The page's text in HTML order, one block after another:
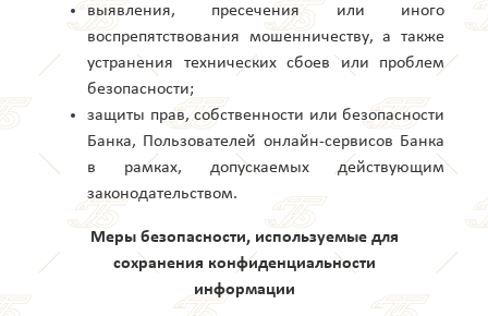
выявления, пресечения или иного
воспрепятствования мошенничеству, а также
устранения технических сбоев или проблем
безопасности;
защиты прав, собственности или безопасности
Банка, Пользователей онлайн-сервисов Банка
в рамках, допускаемых действующим
законодательством.
Меры безопасности, используемые для
сохранения конфиденциальности
информации